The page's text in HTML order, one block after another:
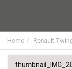
Home Renault